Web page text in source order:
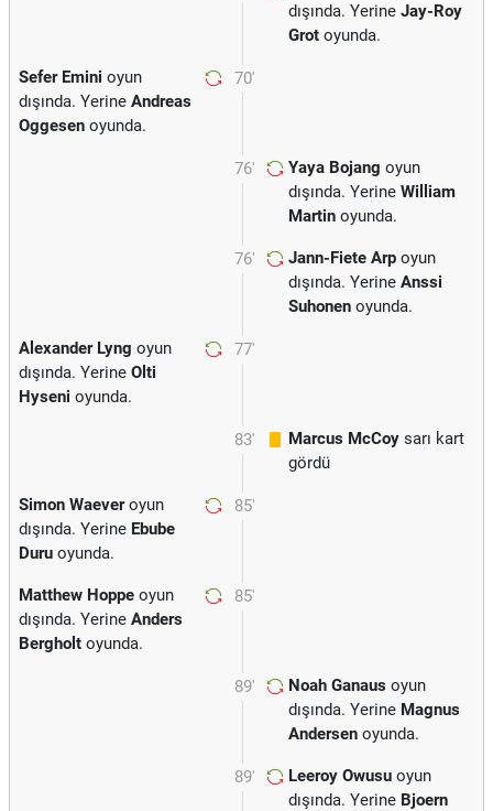
dışında. Yerine Jay-Roy
Grot oyunda.
70'
Sefer Emini oyun
dışında. Yerine Andreas
Oggesen oyunda.
76' Yaya Bojang oyun
dışında. Yerine William
Martin oyunda.
76' Jann-Fiete Arp oyun
dışında. Yerine Anssi
Suhonen oyunda.
77'
Alexander Lyng oyun
dışında. Yerine Olti
Hyseni oyunda.
83' Marcus McCoy sarı kart
gördü
85'
Simon Waeveroyun
dışında. Yerine Ebube
Duru oyunda.
85'
Matthew Hoppe oyun
dışında. Yerine Anders
Bergholt oyunda.
89' Noah Ganaus oyun
dışında. Yerine Magnus
Andersen oyunda.
89' Leeroy Owusu oyun
dışında. Yerine Bjoern